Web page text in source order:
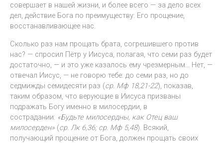
совершает в нашей жизни, и более всего — за дело всех
дел, действие Бога по преимуществу: Его прощение,
восстанавливающее нас.
Сколько раз нам прощать брата, согрешившего против
нас? — спросил Пётр у Иисуса, полагая, что семи раз будет
достаточно, — и это уже казалось ему чрезмерным… Нет, —
отвечал Иисус, — не говорю тебе: до семи раз, но до
седмижды семидесяти раз (ср. Мф 18,21-22), показав,
таким образом, что верующие в Иисуса призваны
подражать Богу именно в милосердии, в
сострадании: «Будьте милосердны, как Отец ваш
милосерден» (ср. Лк 6,36; ср. Мф 5,48). Всякий,
получающий прощение от Бога, должен прощать своих